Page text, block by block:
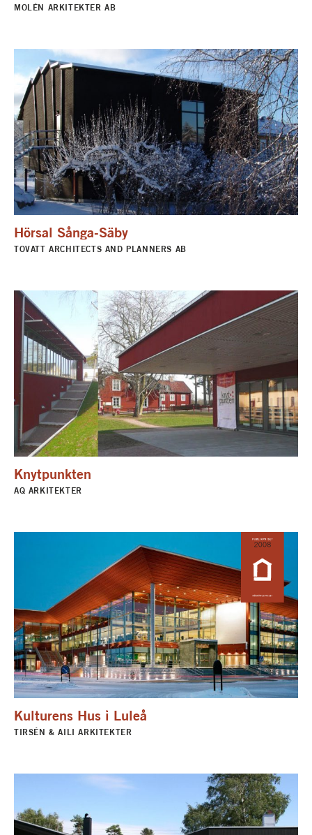
MOLÉN ARKITEKTER AB
Hörsal Sånga-Säby
TOVATT ARCHITECTS AND PLANNERS AB
Knytpunkten
AQ ARKITEKTER
Kulturens Hus i Luleå
TIRSÉN & AILI ARKITEKTER